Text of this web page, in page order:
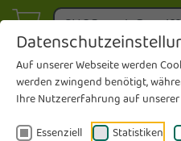
Auf unserer Webseite werden
werden zwingend benötigt,
Ihre Nutzererfahrung auf unserer
Essenziell Statistiken